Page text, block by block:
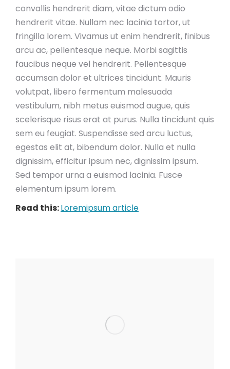
convallis hendrerit diam, vitae dictum odio
hendrerit vitae. Nullam nec lacinia tortor, ut
fringilla lorem. Vivamus ut enim hendrerit, finibus
arcu ac, pellentesque neque. Morbi sagittis
faucibus neque vel hendrerit. Pellentesque
accumsan dolor et ultrices tincidunt. Mauris
volutpat, libero fermentum malesuada
vestibulum, nibh metus euismod augue, quis
scelerisque risus erat at purus. Nulla tincidunt quis
sem eu feugiat. Suspendisse sed arcu luctus,
egestas elit at, bibendum dolor. Nulla et nulla
dignissim, efficitur ipsum nec, dignissim ipsum.
Sed tempor urna a euismod lacinia. Fusce
elementum ipsum lorem.
Read this:Loremipsum article